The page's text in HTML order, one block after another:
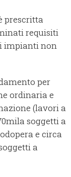
prescritta
requisiti
impianti non
per
ordinaria e
(lavori a
soggetti a
e circa
a